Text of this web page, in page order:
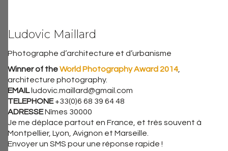
Ludovic Maillard
Photographe d’architecture et d’urbanisme
Winner of theWorld Photography Award 2014
architecture photography.
EMAILludovic.maillard@gmail.com
TELEPHONE+33(0)6 68 39 64 48
ADRESSENîmes 30000
Je me déplace partout en France, et très souvent à
Montpellier, Lyon, Avignon et Marseille.
Envoyer un SMS pour une réponse rapide !